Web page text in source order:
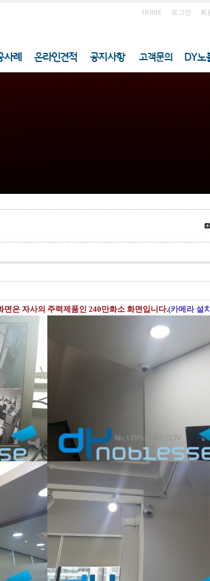
HOME 로그인 회
면은 자사의 주력제품인 240만화소 화면입니다.(카메라 설